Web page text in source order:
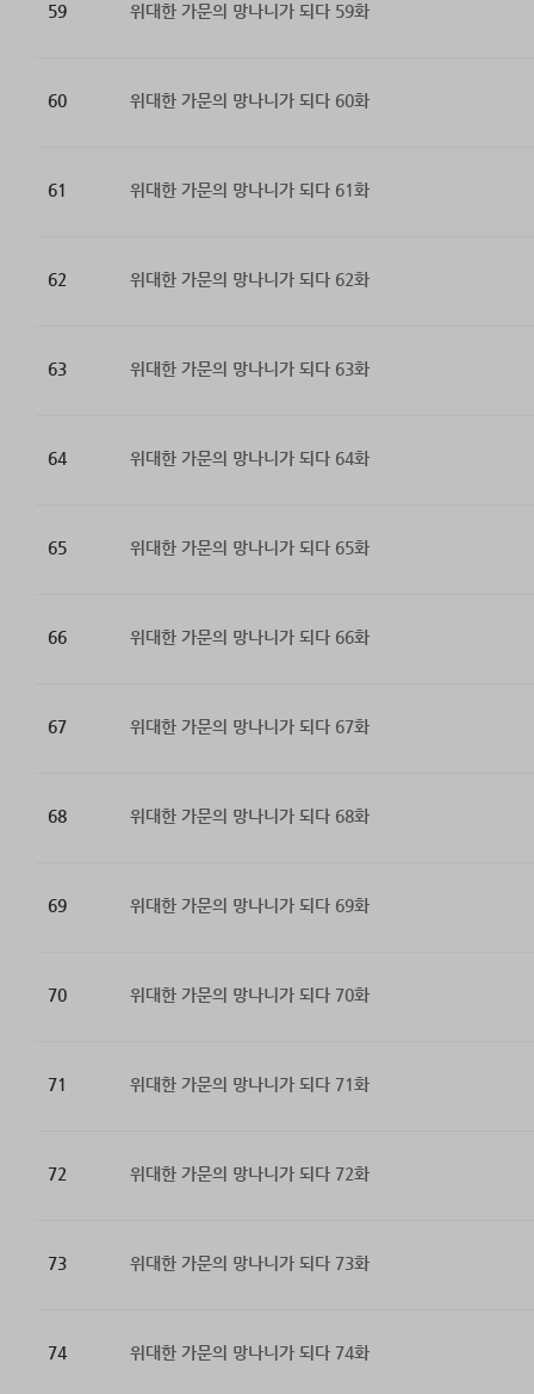
59 위대한 가문의 망나니가 되다 59화
60 위대한 가문의 망나니가 되다 60화
61 위대한 가문의 망나니가 되다 61화
62 위대한 가문의 망나니가 되다 62화
63 위대한 가문의 망나니가 되다 63화
64 위대한 가문의 망나니가 되다 64화
65 위대한 가문의 망나니가 되다 65화
66 위대한 가문의 망나니가 되다 66화
67 위대한 가문의 망나니가 되다 67화
68 위대한 가문의 망나니가 되다 68화
69 위대한 가문의 망나니가 되다 69화
70 위대한 가문의 망나니가 되다 70화
71 위대한 가문의 망나니가 되다 71화
72 위대한 가문의 망나니가 되다 72화
73 위대한 가문의 망나니가 되다 73화
74 위대한 가문의 망나니가 되다 74화